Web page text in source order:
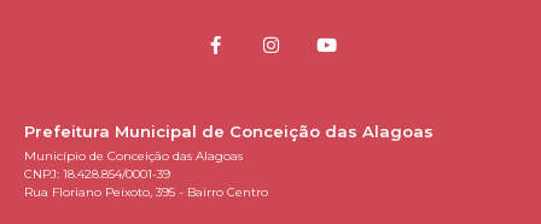
Prefeitura Municipal de Conceição das Alagoas
Município de Conceição das Alagoas
CNPJ: 18.428.854/0001-39
Rua Floriano Peixoto, 395 - Bairro Centro